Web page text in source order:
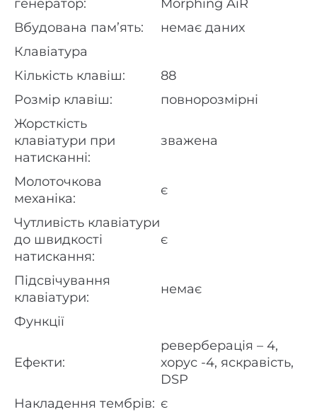
генератор:
Morphing AiR
Вбудована пам’ять:
немає даних
Клавіатура
Кількість клавіш:
88
Розмір клавіш:
повнорозмірні
Жорсткість
клавіатури при
натисканні:
зважена
Молоточкова
механіка:
є
Чутливість клавіатури
до швидкості
натискання:
є
Підсвічування
клавіатури:
немає
Функції
Ефекти:
реверберація – 4,
хорус -4, яскравість,
DSP
Накладення тембрів: є